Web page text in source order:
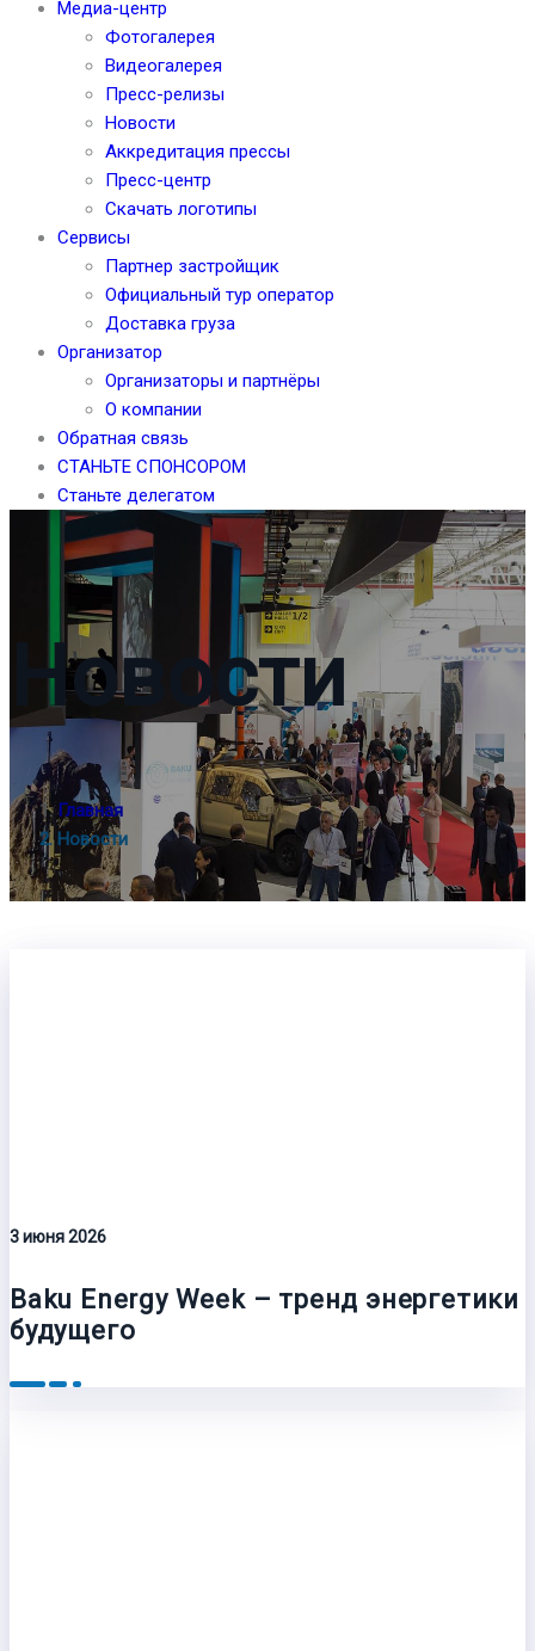
Медиа-центр
Фотогалерея
Видеогалерея
Пресс-релизы
Новости
Аккредитация прессы
Пресс-центр
Скачать логотипы
Сервисы
Партнер застройщик
Официальный тур оператор
Доставка груза
Организатор
Организаторы и партнёры
О компании
Обратная связь
СТАНЬТЕ СПОНСОРОМ
Станьте делегатом
Новости
Главная
Новости
3 июня 2026
Baku Energy Week – тренд энергетики
будущего